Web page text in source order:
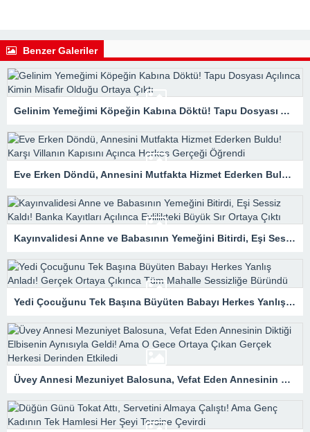
Benzer Galeriler
Gelinim Yemeğimi Köpeğin Kabına Döktü! Tapu Dosyası Açılınca Kimin Misafir Olduğu Ortaya Çıktı
Eve Erken Döndü, Annesini Mutfakta Hizmet Ederken Buldu! Karşı Villanın Kapısını Açınca Herkes Gerçeği Öğrendi
Kayınvalidesi Anne ve Babasının Yemeğini Bitirdi, Eşi Sessiz Kaldı! Banka Kayıtları Açılınca Evlilikteki Büyük Sır Ortaya Çıktı
Yedi Çocuğunu Tek Başına Büyüten Babayı Herkes Yanlış Anladı! Gerçek Ortaya Çıkınca Tüm Mahalle Sessizliğe Büründü
Üvey Annesi Mezuniyet Balosuna, Vefat Eden Annesinin Diktiği Elbisenin Aynısıyla Geldi! Ama O Gece Ortaya Çıkan Gerçek Herkesi Derinden Etkiledi